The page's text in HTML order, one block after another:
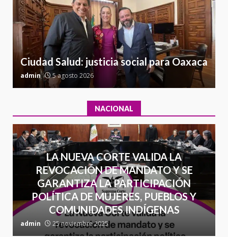
7
Sin paso carretera Oaxaca-
Cuacnopalan
26 junio 2026
Ciudad Salud: justicia social para Oaxaca
admin 5 agosto 2026
NACIONAL
LA NUEVA CORTE VALIDA LA
REVOCACIÓN DE MANDATO Y SE
GARANTIZA LA PARTICIPACIÓN
POLÍTICA DE MUJERES, PUEBLOS Y
COMUNIDADES INDÍGENAS
admin 25 noviembre 2025